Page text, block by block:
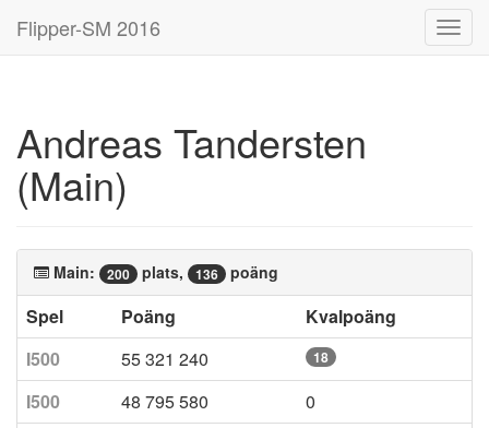
Flipper-SM 2016
Andreas Tandersten
(Main)
Main: 200 plats, 136 poäng
Spel Poäng
Kvalpoäng
I500
55 321 240 18
I500 48 795 580
0